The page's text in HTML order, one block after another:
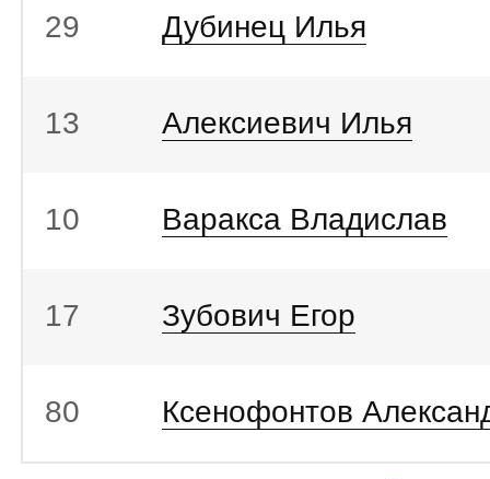
29 Дубинец Илья
13 Алексиевич Илья
10 Варакса Владислав
17 Зубович Егор
80 Ксенофонтов